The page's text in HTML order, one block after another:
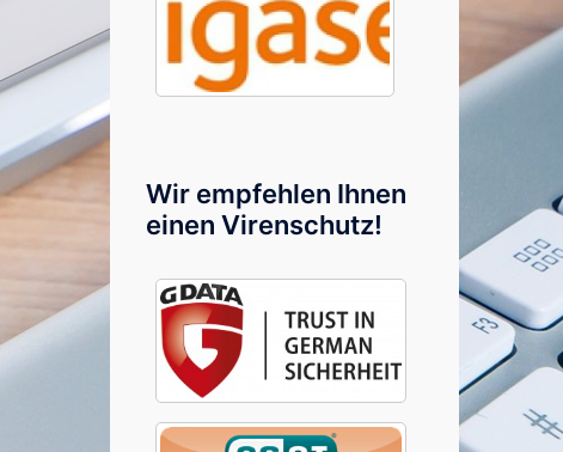
Wir empfehlen Ihnen
einen Virenschutz!